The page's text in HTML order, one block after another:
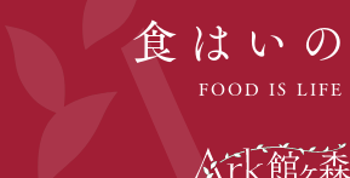
食はい
FOOD IS LIFE